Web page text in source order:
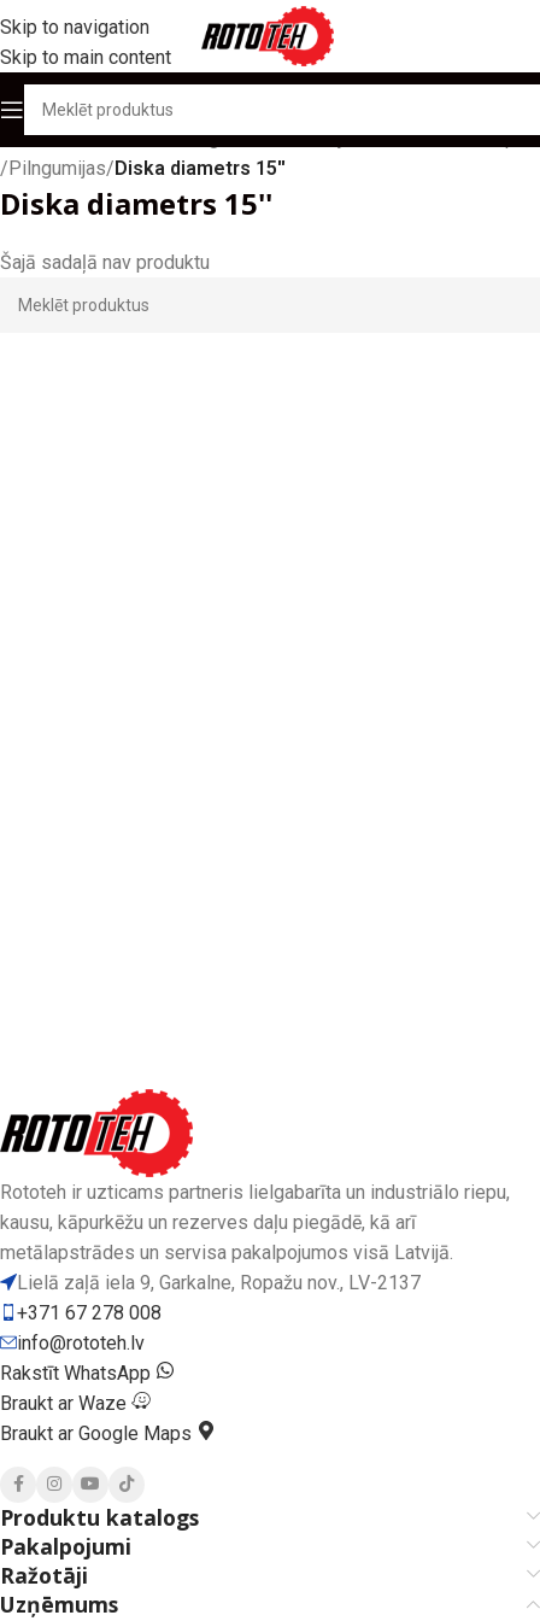
Skip to navigation
Skip to main content
Sākums/Produktu katalogs/Autoiekrāvēju/ ostu tehnikas riepas
/Pilngumijas/Diska diametrs 15''
Diska diametrs 15''
Šajā sadaļā nav produktu
Rototeh ir uzticams partneris lielgabarīta un industriālo riepu,
kausu, kāpurkēžu un rezerves daļu piegādē, kā arī
metālapstrādes un servisa pakalpojumos visā Latvijā.
Lielā zaļā iela 9, Garkalne, Ropažu nov., LV-2137
+371 67 278 008
info@rototeh.lv
Rakstīt WhatsApp
Braukt ar Waze
Braukt ar Google Maps
Produktu katalogs
Pakalpojumi
Ražotāji
Uzņēmums